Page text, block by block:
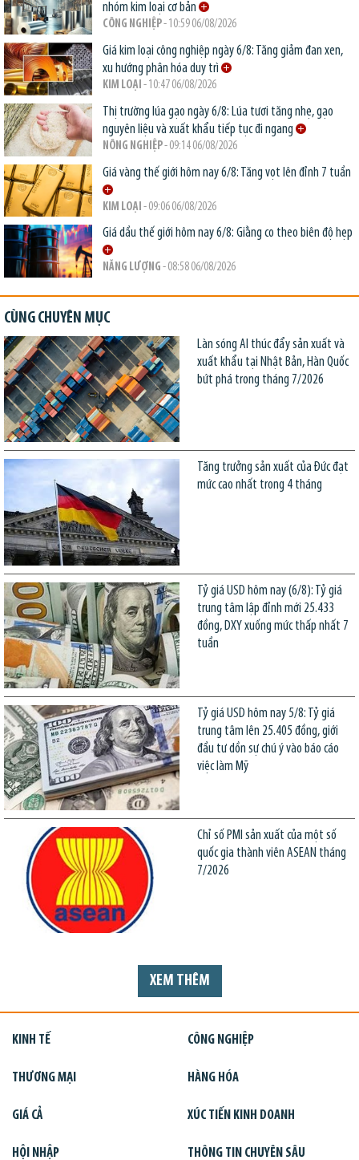
nhóm kim loại cơ bản
CÔNG NGHIỆP- 10:59 06/08/2026
Giá kim loại công nghiệp ngày 6/8: Tăng giảm đan xen,
xu hướng phân hóa duy trì
KIM LOẠI - 10:47 06/08/2026
Thị trường lúa gạo ngày 6/8: Lúa tươi tăng nhẹ, gạo
nguyên liệu và xuất khẩu tiếp tục đi ngang
NÔNG NGHIỆP- 09:14 06/08/2026
Giá vàng thế giới hôm nay 6/8: Tăng vọt lên đỉnh 7 tuần
KIM LOẠI - 09:06 06/08/2026
Giá dầu thế giới hôm nay 6/8: Giằng co theo biên độ hẹp
NĂNG LƯỢNG - 08:58 06/08/2026
CÙNG CHUYÊN MỤC
Làn sóng AI thúc đẩy sản xuất và
xuất khẩu tại Nhật Bản, Hàn Quốc
bứt phá trong tháng 7/2026
Tăng trưởng sản xuất của Đức đạt
mức cao nhất trong 4 tháng
Tỷ giá USD hôm nay (6/8): Tỷ giá
trung tâm lập đỉnh mới 25.433
đồng, DXY xuống mức thấp nhất 7
tuần
Tỷ giá USD hôm nay 5/8: Tỷ giá
trung tâm lên 25.405 đồng, giới
đầu tư dồn sự chú ý vào báo cáo
việc làm Mỹ
Chỉ số PMI sản xuất của một số
quốc gia thành viên ASEAN tháng
7/2026
XEM THÊM
KINH TẾ CÔNG NGHIỆP
THƯƠNG MẠI HÀNG HÓA
GIÁ CẢ XÚC TIẾN KINH DOANH
HỘI NHẬP THÔNG TIN CHUYÊN SÂU